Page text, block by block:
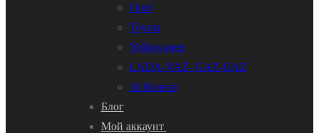
Opel
Toyota
Volkswagen
LADA-VAZ- GAZ-UAZ
3d Колеса
Блог
Мой аккаунт